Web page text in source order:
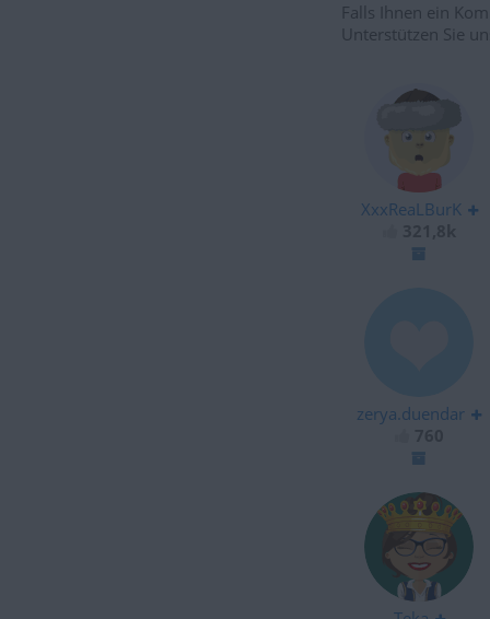
Falls Ihnen ein
Unterstützen Sie
XxxReaLBurK
zerya.duendar